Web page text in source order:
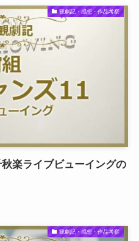
観劇記・感想・作品考察
楽ライブビューイングの
観劇記・感想・作品考察